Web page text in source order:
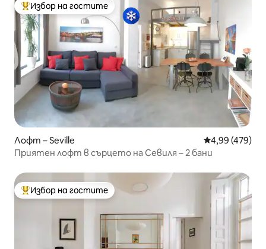
Най-популярен избор на гостите
Избор на гостите
Лофт – Seville Средна
4,99 (479)
Приятен лофт в сърцето на Севиля – 2 бани
Най-популярен избор на гостите
Избор на гостите